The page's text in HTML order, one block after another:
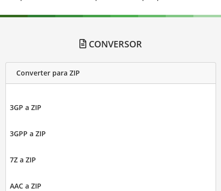
CONVERSOR
Converter para ZIP
3GP a ZIP
3GPP a ZIP
7Z a ZIP
AAC a ZIP